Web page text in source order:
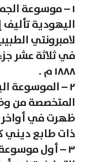
۱ – موسوعة
اليهودية
لامبرونتي
١٨٨٨ م .
٢ – الموسوعة
المتخصصة من
ظهرت في أواخر
ذات طابع ديني
٣ – أول